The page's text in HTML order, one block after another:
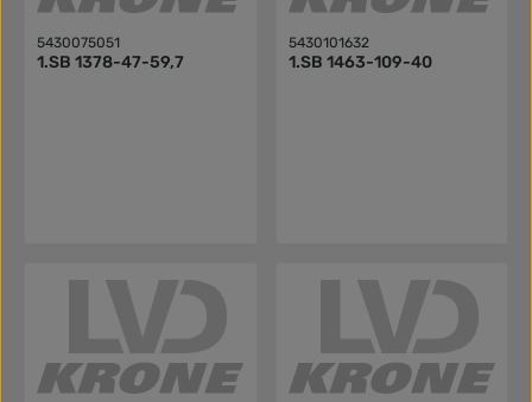
5430075051
1.SB 1378-47-59,7
5430101632
1.SB 1463-109-40